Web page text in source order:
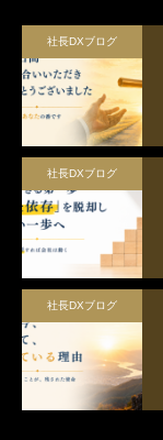
社長DXブログ
社長DXブログ
社長DXブログ